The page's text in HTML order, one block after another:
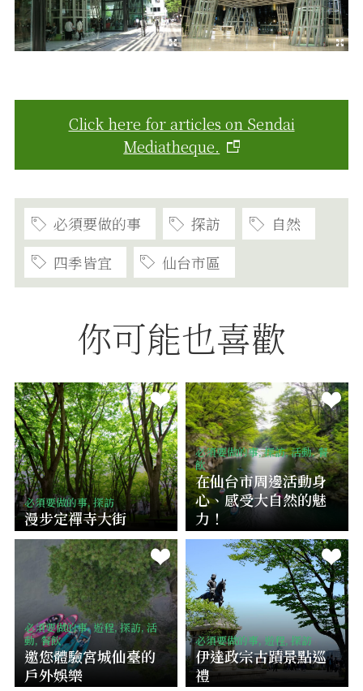
Click here for articles on Sendai
Mediatheque.
必須要做的事 探訪
自然
四季皆宜
仙台市區
你可能也喜歡
必須要做的事, 探訪
漫步定禪寺大街
必須要做的事, 探訪, 活動, 餐
飲
在仙台市周邊活動身
心、感受大自然的魅
力！
必須要做的事, 遊程, 探訪, 活
動, 餐飲
邀您體驗宮城仙臺的
戶外娛樂
必須要做的事, 遊程, 探訪
伊達政宗古蹟景點巡
禮